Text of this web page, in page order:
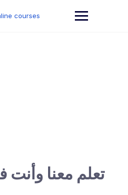
courses
تعلم معنا